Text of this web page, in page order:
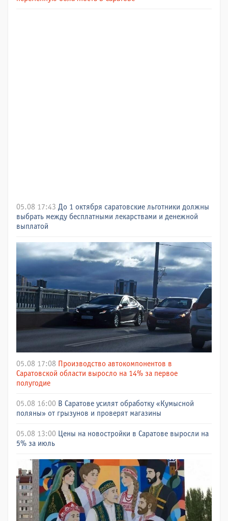
05.08 17:43 До 1 октября саратовские льготники должны
выбрать между бесплатными лекарствами и денежной
выплатой
05.08 17:08 Производство автокомпонентов в
Саратовской области выросло на 14% за первое
полугодие
05.08 16:00 В Саратове усилят обработку «Кумысной
поляны» от грызунов и проверят магазины
05.08 13:00
Цены на новостройки в Саратове выросли на
5% за июль